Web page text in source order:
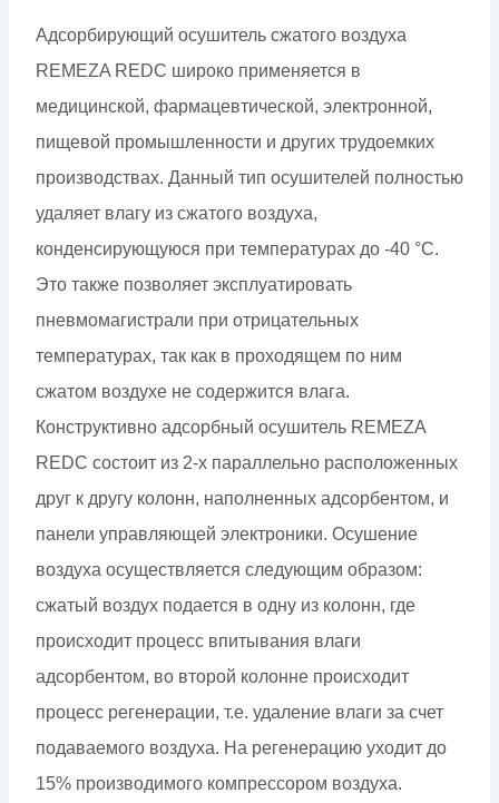
Адсорбирующий осушитель сжатого воздуха
REMEZA REDC широко применяется в
медицинской, фармацевтической, электронной,
пищевой промышленности и других трудоемких
производствах. Данный тип осушителей полностью
удаляет влагу из сжатого воздуха,
конденсирующуюся при температурах до -40 °С.
Это также позволяет эксплуатировать
пневмомагистрали при отрицательных
температурах, так как в проходящем по ним
сжатом воздухе не содержится влага.
Конструктивно адсорбный осушитель REMEZA
REDC состоит из 2-х параллельно расположенных
друг к другу колонн, наполненных адсорбентом, и
панели управляющей электроники. Осушение
воздуха осуществляется следующим образом:
сжатый воздух подается в одну из колонн, где
происходит процесс впитывания влаги
адсорбентом, во второй колонне происходит
процесс регенерации, т.е. удаление влаги за счет
подаваемого воздуха. На регенерацию уходит до
15% производимого компрессором воздуха.